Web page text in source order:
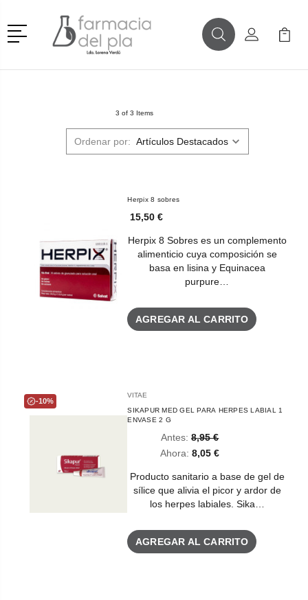
Menú
BuscarMi Cuenta
Mi
3 of 3 Items
Ordenar por:
Herpix 8 sobres
15,50 €
Herpix 8 Sobres es un complemento
alimenticio cuya composición se
basa en lisina y Equinacea
purpure…
AGREGAR AL CARRITO
-10%
VITAE
SIKAPUR MED GEL PARA HERPES LABIAL 1
ENVASE 2 G
Ahora: 8,05 €
Antes: 8,95 €
Producto sanitario a base de gel de
sílice que alivia el picor y ardor de
los herpes labiales. Sika…
AGREGAR AL CARRITO